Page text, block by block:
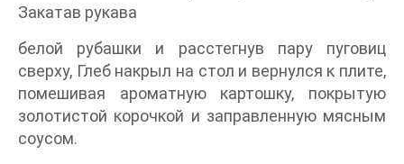
Закатав рукава
белой рубашки и расстегнув пару пуговиц
сверху, Глеб накрыл на стол и вернулся к плите,
помешивая ароматную картошку, покрытую
золотистой корочкой и заправленную мясным
соусом.